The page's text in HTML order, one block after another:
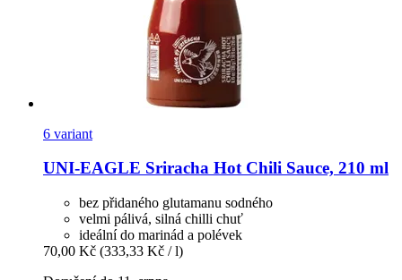
6 variant
UNI-EAGLE Sriracha Hot Chili Sauce, 210 ml
bez přidaného glutamanu sodného
velmi pálivá, silná chilli chuť
ideální do marinád a polévek
70,00 Kč (333,33 Kč / l)